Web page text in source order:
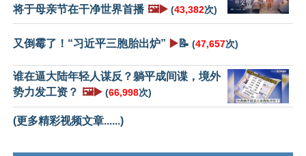
将于母亲节在干净世界首播 🖼️▶️ (43,382次)
又倒霉了！“习近平三胞胎出炉” ▶️📝 (47,657次)
谁在逼大陆年轻人谋反？躺平成间谍，境外
势力发工资？ 🖼️▶️ (66,998次)
(更多精彩视频文章......)